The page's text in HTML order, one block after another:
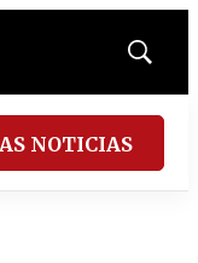
Mostrar
NOTICIAS